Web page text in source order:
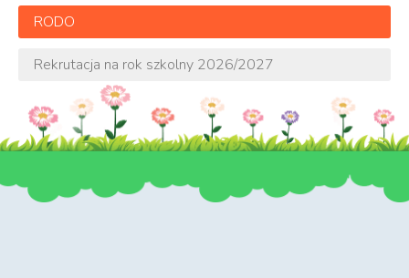
RODO
Rekrutacja na rok szkolny 2026/2027